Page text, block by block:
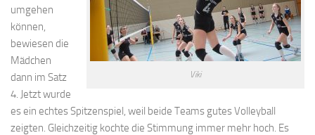
Viki
umgehen
können,
bewiesen die
Mädchen
dann im Satz
4. Jetzt wurde
es ein echtes Spitzenspiel, weil beide Teams gutes Volleyball
zeigten. Gleichzeitig kochte die Stimmung immer mehr hoch. Es